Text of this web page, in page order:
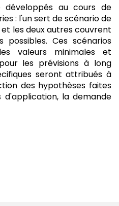
au cours de
: l'un sert de scénario de
les deux autres couvrent
Ces scénarios
valeurs minimales et
les prévisions à long
seront attribués à
des hypothèses faites
la demande